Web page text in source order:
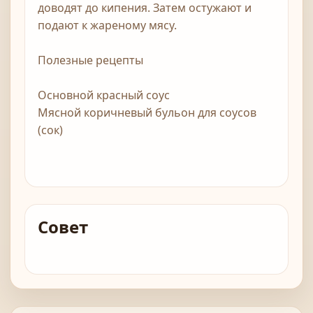
доводят до кипения. Затем остужают и
подают к жареному мясу.
Полезные рецепты
Основной красный соус
Мясной коричневый бульон для соусов
(сок)
Совет